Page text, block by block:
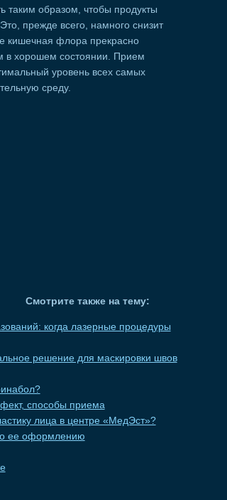
таким образом, чтобы продукты
прежде всего, намного снизит
кишечная флора прекрасно
в хорошем состоянии. Прием
уровень всех самых
среду.
Смотрите также на тему:
когда лазерные процедуры
решение для маскировки швов
способы приема
лица в центре «МедЭст»?
ее оформлению